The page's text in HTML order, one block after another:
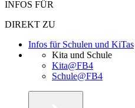
INFOS FÜR
DIREKT ZU
Infos für Schulen und KiTas
Kita und Schule
Kita@FB4
Schule@FB4